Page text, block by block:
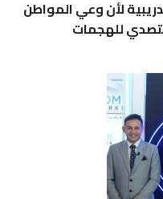
لأن وعي المواطن
للهجمات